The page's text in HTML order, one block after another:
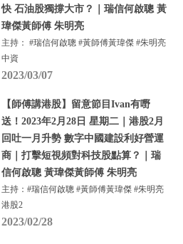
快 石油股獨撐大市？｜瑞信何啟聰 黃
瑋傑黃師傅 朱明亮
主持： #瑞信何啟聰 #黃師傅黃瑋傑 #朱明亮
中資
2023/03/07
【師傅講港股】留意節目Ivan有嘢
送！2023年2月28日 星期二｜港股2月
回吐一月升勢 數字中國建設利好營運
商｜打擊短視頻對科技股點算？｜瑞
信何啟聰 黃瑋傑黃師傅 朱明亮
主持：#瑞信何啟聰 #黃師傅黃瑋傑 #朱明亮
港股2
2023/02/28